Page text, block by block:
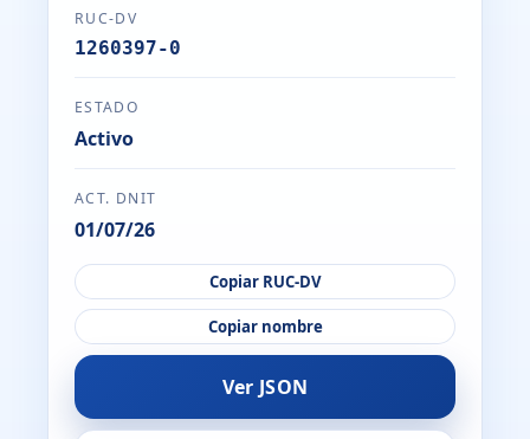
RUC-DV
1260397-0
ESTADO
Activo
ACT. DNIT
01/07/26
Copiar RUC-DV
Copiar nombre
Ver JSON